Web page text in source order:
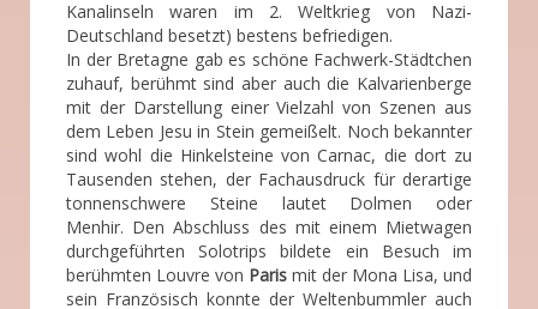
Kanalinseln waren im 2. Weltkrieg von Nazi-
Deutschland besetzt) bestens befriedigen.
In der Bretagne gab es schöne Fachwerk-Städtchen
zuhauf, berühmt sind aber auch die Kalvarienberge
mit der Darstellung einer Vielzahl von Szenen aus
dem Leben Jesu in Stein gemeißelt. Noch bekannter
sind wohl die Hinkelsteine von Carnac, die dort zu
Tausenden stehen, der Fachausdruck für derartige
tonnenschwere Steine lautet Dolmen oder
Menhir. Den Abschluss des mit einem Mietwagen
durchgeführten Solotrips bildete ein Besuch im
berühmten Louvre von Paris mit der Mona Lisa, und
sein Französisch konnte der Weltenbummler auch